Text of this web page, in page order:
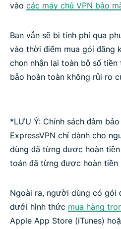
vào các máy chủ VPN bảo
Bạn vẫn sẽ bị tính phí qua
vào thời điểm mua gói đăng
chọn nhận lại toàn bộ số
bảo hoàn toàn không rủi ro
*LƯU Ý: Chính sách đảm
ExpressVPN chỉ dành cho
dùng đã từng được hoàn
toán đã từng được hoàn tiền
Ngoài ra, người dùng có gói
dưới hình thức mua hàng
Apple App Store (iTunes)